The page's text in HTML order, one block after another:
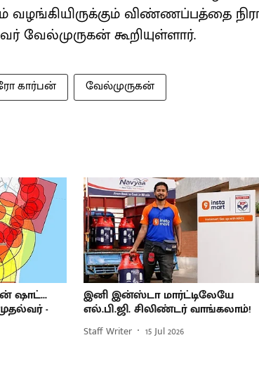
விண்ணப்பத்தை
வேல்முருகன் கூறியுள்ளார்.
கார்பன் வேல்முருகன்
ஷாட்...
-
இனி இன்ஸ்டா மார்ட்டிலேயே
எல்.பி.ஜி. சிலிண்டர் வாங்கலாம்!
Staff Writer 15 Jul 2026